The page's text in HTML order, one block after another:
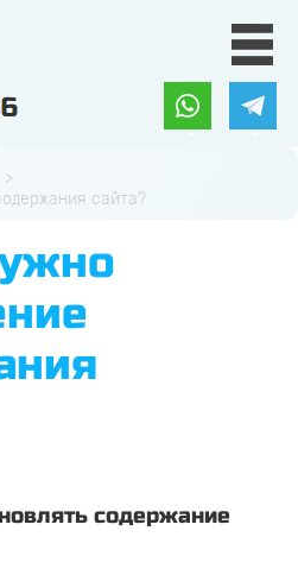
сайта?
содержание